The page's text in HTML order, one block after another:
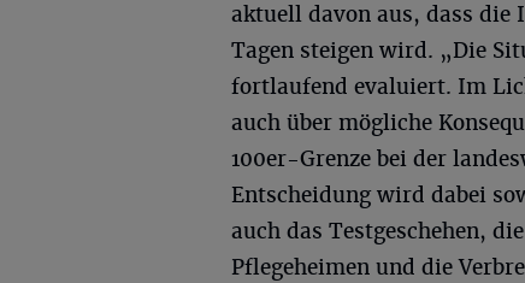
aktuell davon aus, dass die
Tagen steigen wird. „Die
fortlaufend evaluiert. Im
auch über mögliche
100er-Grenze bei der
Entscheidung wird dabei
auch das Testgeschehen,
Pflegeheimen und die